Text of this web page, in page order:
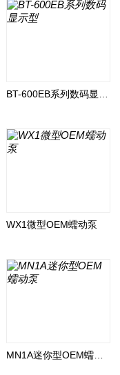
WX1微型OEM蠕动泵
MN1A迷你型OEM蠕动泵